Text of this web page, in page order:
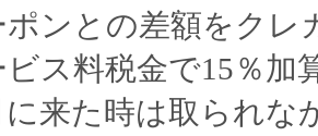
ポンとの差額をクレ
ビス料税金で15％加
に来た時は取られな